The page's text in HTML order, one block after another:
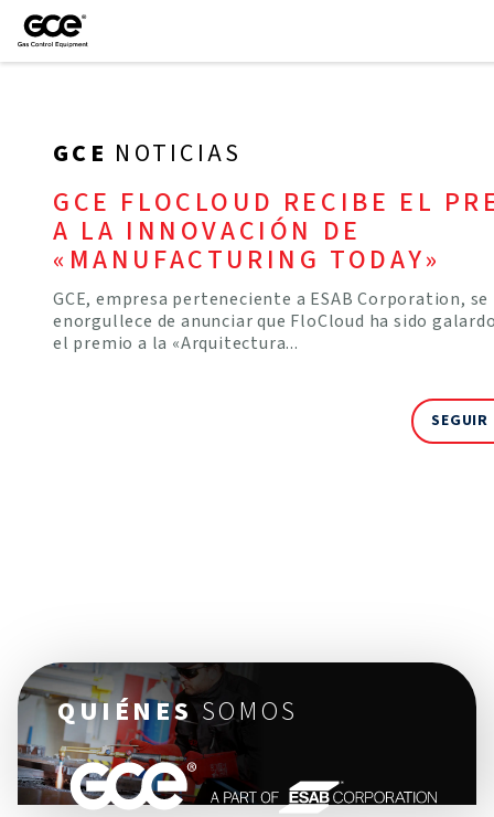
GCE NOTICIAS
GCE FLOCLOUD RECIBE EL
A LA INNOVACIÓN DE
«MANUFACTURING TODAY»
GCE, empresa perteneciente a ESAB Corporation, se
enorgullece de anunciar que FloCloud ha sido
el premio a la «Arquitectura...
SEGUIR
QUIÉNESSOMOS